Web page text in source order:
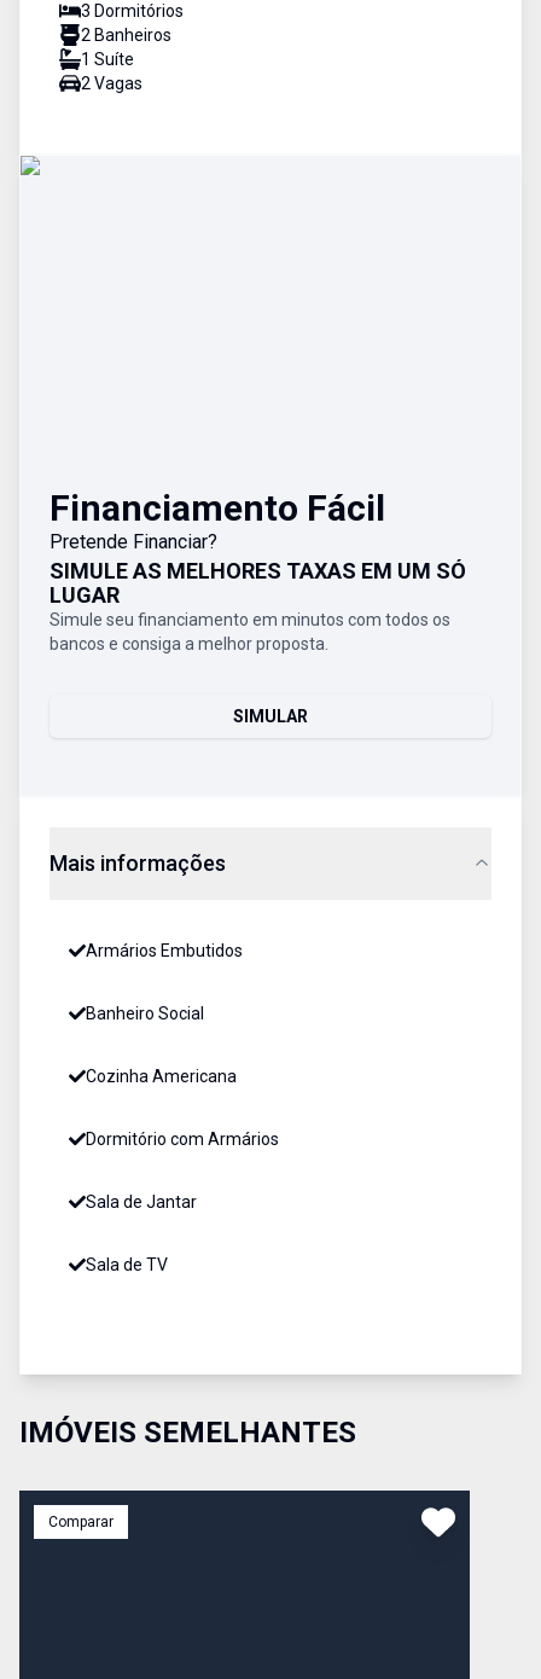
3 Dormitórios
2 Banheiros
1 Suíte
2 Vagas
Financiamento Fácil
Pretende Financiar?
SIMULE AS MELHORES TAXAS EM UM SÓ
LUGAR
Simule seu financiamento em minutos com todos os
bancos e consiga a melhor proposta.
SIMULAR
Mais informações
Armários Embutidos
Banheiro Social
Cozinha Americana
Dormitório com Armários
Sala de Jantar
Sala de TV
IMÓVEIS SEMELHANTES
Comparar